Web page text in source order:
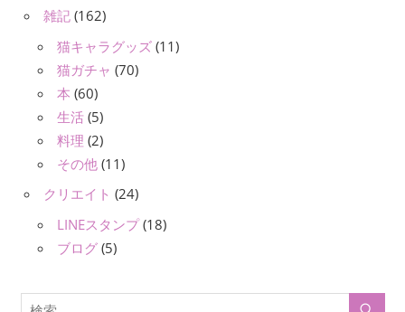
雑記 (162)
猫キャラグッズ (11)
猫ガチャ (70)
本 (60)
生活 (5)
料理 (2)
その他 (11)
クリエイト (24)
LINEスタンプ(18)
ブログ (5)